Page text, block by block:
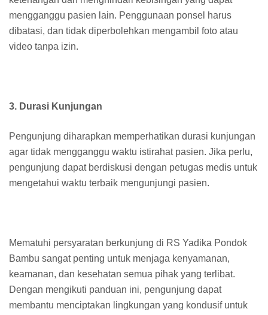
mengganggu pasien lain. Penggunaan ponsel harus
dibatasi, dan tidak diperbolehkan mengambil foto atau
video tanpa izin.
3. Durasi Kunjungan
Pengunjung diharapkan memperhatikan durasi kunjungan
agar tidak mengganggu waktu istirahat pasien. Jika perlu,
pengunjung dapat berdiskusi dengan petugas medis untuk
mengetahui waktu terbaik mengunjungi pasien.
Mematuhi persyaratan berkunjung di RS Yadika Pondok
Bambu sangat penting untuk menjaga kenyamanan,
keamanan, dan kesehatan semua pihak yang terlibat.
Dengan mengikuti panduan ini, pengunjung dapat
membantu menciptakan lingkungan yang kondusif untuk